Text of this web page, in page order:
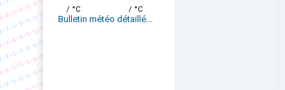
/ °C / °C
Bulletin météo détaillé...